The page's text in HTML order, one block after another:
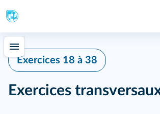
Exercices 18 à 38
Exercices